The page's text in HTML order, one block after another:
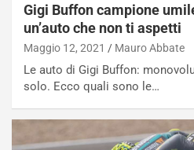
Gigi Buffon campione
un’auto che non ti aspetti
Maggio 12, 2021 Mauro Abbate
Le auto di Gigi Buffon:
solo. Ecco quali sono le…